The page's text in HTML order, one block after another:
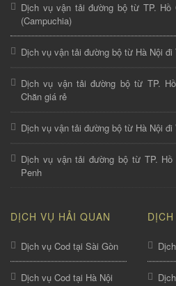
Dịch vụ vận tải đường bộ từ TP. Hồ
(Campuchia)
Dịch vụ vận tải đường bộ từ Hà Nội đi
Dịch vụ vận tải đường bộ từ TP.
Chăn giá rẻ
Dịch vụ vận tải đường bộ từ Hà Nội đi
Dịch vụ vận tải đường bộ từ TP.
Penh
DỊCH VỤ HẢI QUAN
Dịch vụ Cod tại Sài Gòn
Dịch vụ Cod tại Hà Nội